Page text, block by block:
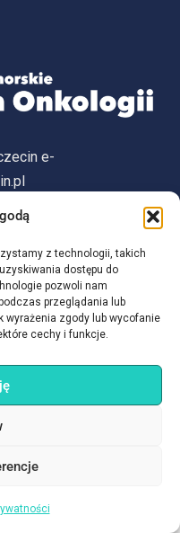
z technologii, takich
dostępu do
pozwoli nam
przeglądania lub
wyrażenia zgody lub wycofanie
cechy i funkcje.
e-